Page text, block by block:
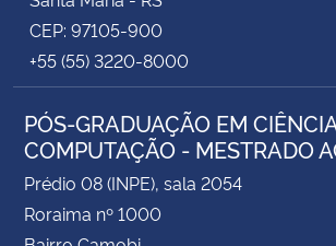
CEP: 97105-900
+55 (55) 3220-8000
PÓS-GRADUAÇÃO EM
COMPUTAÇÃO - MESTRADO
Prédio 08 (INPE), sala 2054
Roraima nº 1000